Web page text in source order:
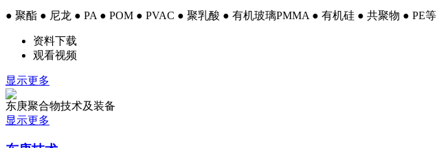
● 聚酯 ● 尼龙 ● PA ● POM ● PVAC ● 聚乳酸 ● 有机玻璃PMMA ● 有机硅 ● 共聚物 ● PE等
资料下载
观看视频
显示更多
东庚聚合物技术及装备
显示更多